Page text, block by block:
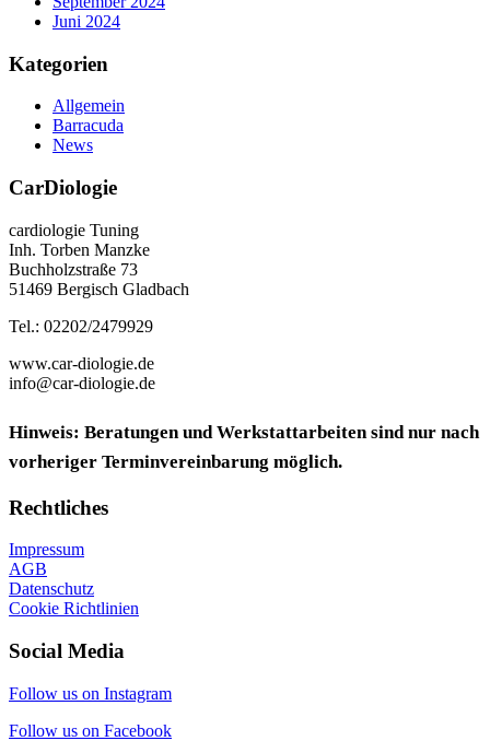
Juni 2024
Kategorien
Allgemein
Barracuda
News
CarDiologie
cardiologie Tuning
Inh. Torben Manzke
Buchholzstraße 73
51469 Bergisch Gladbach
Tel.: 02202/2479929
www.car-diologie.de
info@car-diologie.de
Hinweis: Beratungen und Werkstattarbeiten sind nur nach
vorheriger Terminvereinbarung möglich.
Rechtliches
Impressum
AGB
Datenschutz
Cookie Richtlinien
Social Media
Follow us on Instagram
Follow us on Facebook